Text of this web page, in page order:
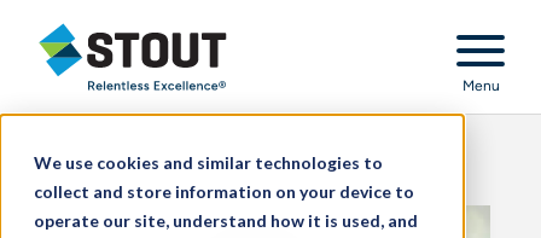
We use cookies and similar technologies to
collect and store information on your device to
operate our site, understand how it is used, and
Stout Relentless Excellence
Menu